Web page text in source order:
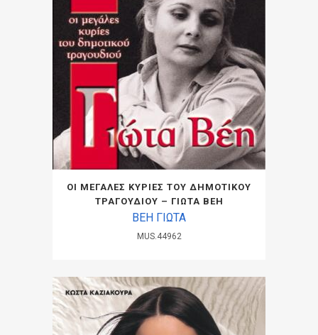
ΟΙ ΜΕΓΑΛΕΣ ΚΥΡΙΕΣ ΤΟΥ ΔΗΜΟΤΙΚΟΥ
ΤΡΑΓΟΥΔΙΟΥ – ΓΙΩΤΑ ΒΕΗ
ΒΕΗ ΓΙΩΤΑ
MUS.44962